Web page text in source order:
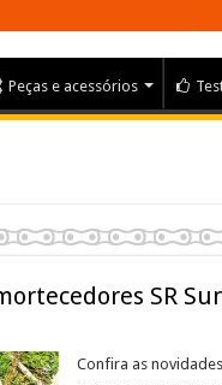
Peças e acessórios
SR
Confira as